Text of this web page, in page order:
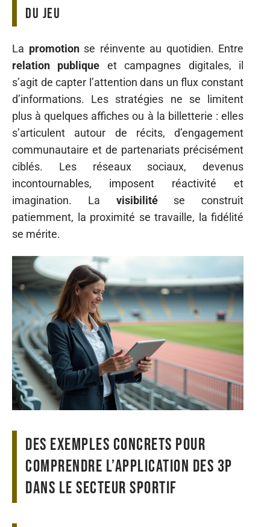
du jeu
La promotionse réinvente au quotidien. Entre
relation publique et campagnes digitales, il
s’agit de capter l’attention dans un flux constant
d’informations. Les stratégies ne se limitent
plus à quelques affiches ou à la billetterie : elles
s’articulent autour de récits, d’engagement
communautaire et de partenariats précisément
ciblés. Les réseaux sociaux, devenus
incontournables, imposent réactivité et
imagination. La visibilitése construit
patiemment, la proximité se travaille, la fidélité
se mérite.
Des exemples concrets pour
comprendre l’application des 3P
dans le secteur sportif